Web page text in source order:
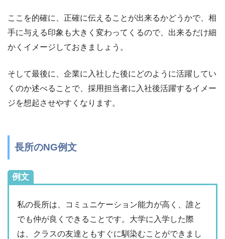
ここを的確に、正確に伝えることが出来るかどうかで、相
手に与える印象も大きく変わってくるので、出来るだけ細
かくイメージしておきましょう。
そして最後に、企業に入社した後にどのように活躍してい
くのか述べることで、採用担当者に入社後活躍するイメー
ジを想起させやすくなります。
長所のNG例文
例文
私の長所は、コミュニケーション能力が高く、誰と
でも仲が良くできることです。大学に入学した際
は、クラスの友達ともすぐに馴染むことができまし